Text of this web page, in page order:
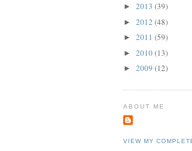
► 2013 (39)
► 2012 (48)
► 2011 (59)
► 2010(13)
► 2009 (12)
ABOUT ME
VIEW MY